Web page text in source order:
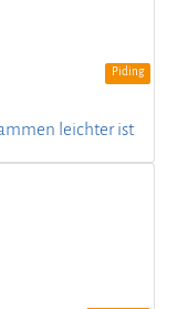
Piding
leichter ist